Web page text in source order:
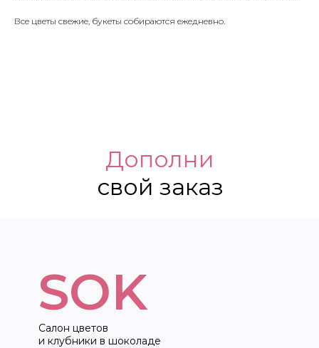
Все цветы свежие, букеты собираются ежедневно.
Дополни
свой заказ
Салон цветов
и клубники в шоколаде
SOK